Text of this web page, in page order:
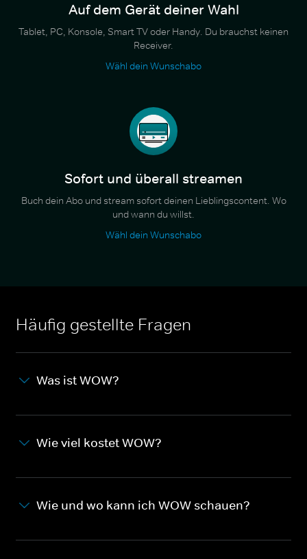
Auf dem Gerät deiner Wahl
Tablet, PC, Konsole, Smart TV oder Handy. Du brauchst keinen
Receiver.
Wähl dein Wunschabo
Sofort und überall streamen
Buch dein Abo und stream sofort deinen Lieblingscontent. Wo
und wann du willst.
Wähl dein Wunschabo
Häufig gestellte Fragen
Was ist WOW?
Wie viel kostet WOW?
Wie und wo kann ich WOW schauen?